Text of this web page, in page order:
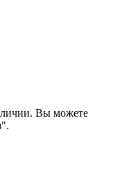
Вы можете